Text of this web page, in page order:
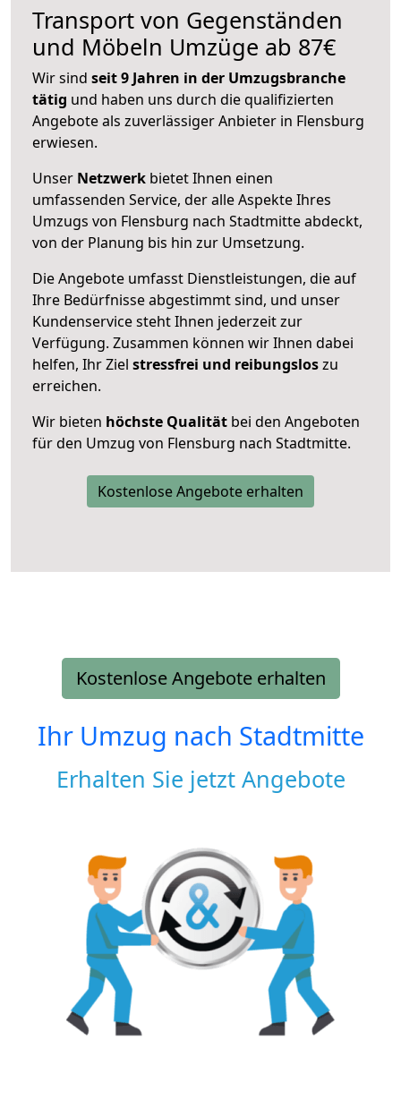
Transport von Gegenständen
und Möbeln Umzüge ab 87€
Wir sind seit 9 Jahren in der Umzugsbranche
tätig und haben uns durch die qualifizierten
Angebote als zuverlässiger Anbieter in Flensburg
erwiesen.
Unser Netzwerk bietet Ihnen einen
umfassenden Service, der alle Aspekte Ihres
Umzugs von Flensburg nach Stadtmitte abdeckt,
von der Planung bis hin zur Umsetzung.
Die Angebote umfasst Dienstleistungen, die auf
Ihre Bedürfnisse abgestimmt sind, und unser
Kundenservice steht Ihnen jederzeit zur
Verfügung. Zusammen können wir Ihnen dabei
helfen, Ihr Ziel stressfrei und reibungsloszu
erreichen.
Wir bieten höchste Qualität bei den Angeboten
für den Umzug von Flensburg nach Stadtmitte.
Kostenlose Angebote erhalten
Kostenlose Angebote erhalten
Ihr Umzug nach Stadtmitte
Erhalten Sie jetzt Angebote